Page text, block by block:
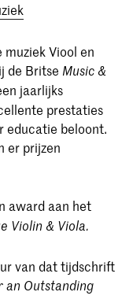
Viool en
de Britse Music &
jaarlijks
prestaties
educatie beloont.
er prijzen
award aan het
Violin & Viola.
van dat tijdschrift
an Outstanding